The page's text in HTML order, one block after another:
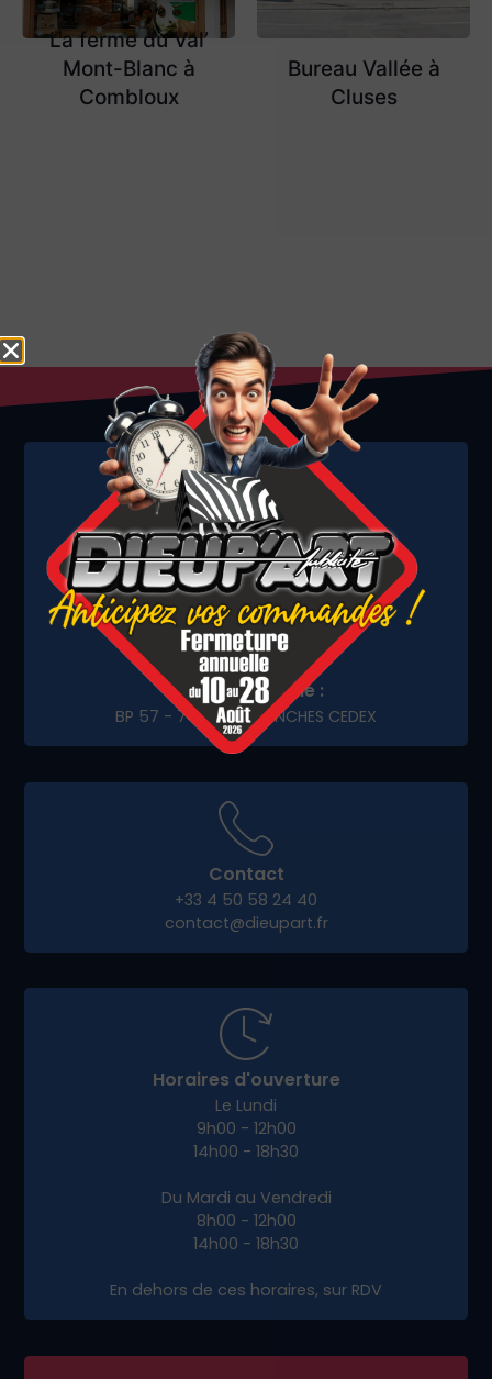
La ferme du Val’
Mont-Blanc à
Combloux
Bureau Vallée à
Cluses
Adresse de livraison :
1584 Avenue André Lasquin
74700 Sallanches
Adresse postale :
BP 57 - 74702 SALLANCHES CEDEX
Contact
+33 4 50 58 24 40
contact@dieupart.fr
Horaires d'ouverture
Le Lundi
9h00 - 12h00
14h00 - 18h30
Du Mardi au Vendredi
8h00 - 12h00
14h00 - 18h30
En dehors de ces horaires, sur RDV